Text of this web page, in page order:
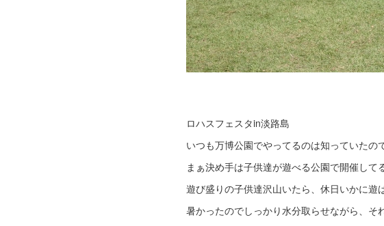
ロハスフェスタin淡路島
いつも万博公園でやってるのは知っていたの
まぁ決め手は子供達が遊べる公園で開催して
遊び盛りの子供達沢山いたら、休日いかに
暑かったのでしっかり水分取らせながら、そ